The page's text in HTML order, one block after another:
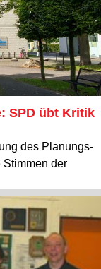
SPD übt Kritik
des Planungs-
der